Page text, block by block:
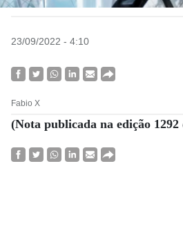
23/09/2022 - 4:10
Fabio X
(Nota publicada na edição